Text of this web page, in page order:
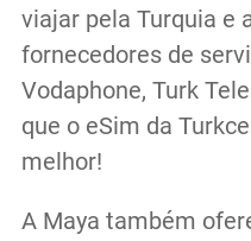
viajar pela Turquia e
fornecedores de
Vodaphone, Turk
que o eSim da
melhor!
A Maya também